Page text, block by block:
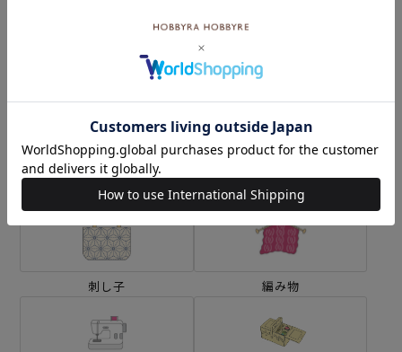
カテゴリーから探す
生地 キット
刺し子 編み物